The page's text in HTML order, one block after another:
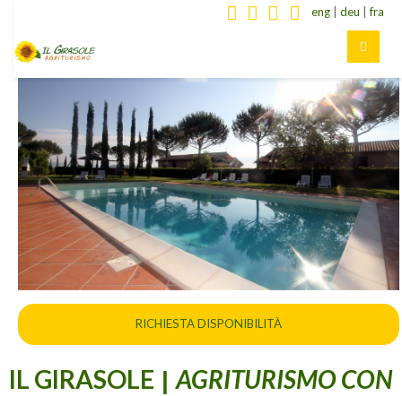
RICHIESTA DISPONIBILITÀ
eng deu |fra
IL GIRASOLE |AGRITURISMO CON